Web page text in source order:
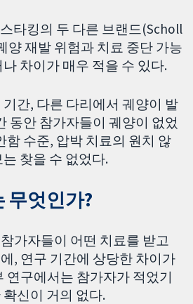
타킹의 두 다른 브랜드(Scholl
양 재발 위험과 치료 중단 가능
차이가 매우 적을 수 있다.
간, 다른 다리에서 궤양이 발
동안 참가자들이 궤양이 없었
함 수준, 압박 치료의 원치 않
찾을 수 없었다.
무엇인가?
가자들이 어떤 치료를 받고
, 연구 기간에 상당한 차이가
연구에서는 참가자가 적었기
신이 거의 없다.